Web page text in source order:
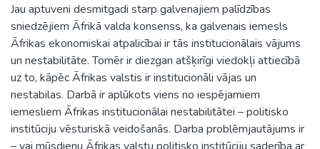
Jau aptuveni desmitgadi starp galvenajiem palīdzības
sniedzējiem Āfrikā valda konsenss, ka galvenais iemesls
Āfrikas ekonomiskai atpalicībai ir tās institucionālais vājums
un nestabilitāte. Tomēr ir diezgan atšķirīgi viedokļi attiecībā
uz to, kāpēc Āfrikas valstis ir institucionāli vājas un
nestabilas. Darbā ir aplūkots viens no iespējamiem
iemesliem Āfrikas institucionālai nestabilitātei – politisko
institūciju vēsturiskā veidošanās. Darba problēmjautājums ir